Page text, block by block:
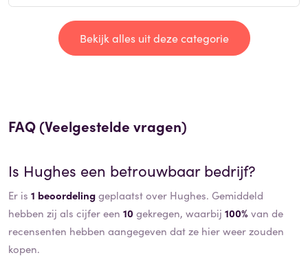
Bekijk alles uit deze categorie
FAQ (Veelgestelde vragen)
Is Hughes een betrouwbaar bedrijf?
Er is 1 beoordelinggeplaatst over Hughes. Gemiddeld
hebben zij als cijfer een 10 gekregen, waarbij 100% van de
recensenten hebben aangegeven dat ze hier weer zouden
kopen.